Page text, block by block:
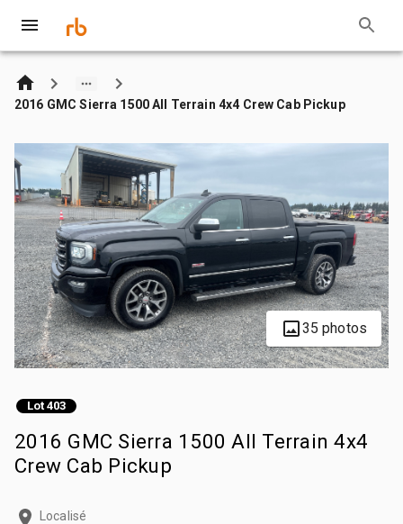
2016 GMC Sierra 1500 All Terrain 4x4 Crew Cab Pickup
35 photos
Lot 403
2016 GMC Sierra 1500 All Terrain 4x4
Crew Cab Pickup
Localisé